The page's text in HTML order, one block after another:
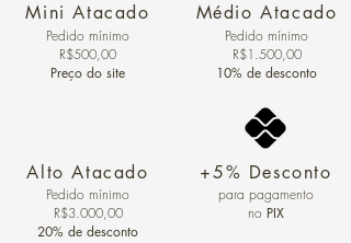
Mini Atacado
Pedido ​mínimo
R$500,00
Preço do site
Alto Atacado
Pedido mínimo
R$3.000,00
20% de desconto
Médio Atacado
Pedido mínimo
R$1.500,00
10% de desconto
+5% Desconto
para pagamento
no PIX